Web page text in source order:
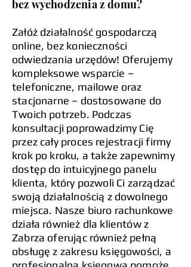
bez wychodzenia z domu?
Załóż działalność gospodarczą
online, bez konieczności
odwiedzania urzędów! Oferujemy
kompleksowe wsparcie –
telefoniczne, mailowe oraz
stacjonarne – dostosowane do
Twoich potrzeb. Podczas
konsultacji poprowadzimy Cię
przez cały proces rejestracji firmy
krok po kroku, a także zapewnimy
dostęp do intuicyjnego panelu
klienta, który pozwoli Ci zarządzać
swoją działalnością z dowolnego
miejsca. Nasze biuro rachunkowe
działa również dla klientów z
Zabrza oferując również pełną
obsługę z zakresu księgowości, a